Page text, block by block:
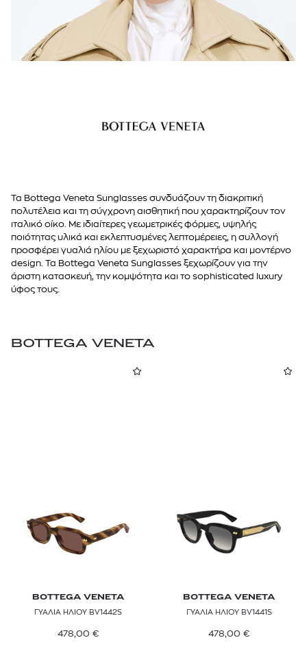
Τα Bottega Veneta Sunglasses συνδυάζουν τη διακριτική
πολυτέλεια και τη σύγχρονη αισθητική που χαρακτηρίζουν τον
ιταλικό οίκο. Με ιδιαίτερες γεωμετρικές φόρμες, υψηλής
ποιότητας υλικά και εκλεπτυσμένες λεπτομέρειες, η συλλογή
προσφέρει γυαλιά ηλίου με ξεχωριστό χαρακτήρα και μοντέρνο
design. Τα Bottega Veneta Sunglasses ξεχωρίζουν για την
άριστη κατασκευή, την κομψότητα και το sophisticated luxury
ύφος τους.
BOTTEGA VENETA
BOTTEGA VENETA
ΓΥΑΛΙΑ ΗΛΙΟΥ BV1442S
478,00 €
BOTTEGA VENETA
ΓΥΑΛΙΑ ΗΛΙΟΥ BV1441S
478,00 €